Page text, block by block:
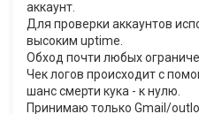
аккаунт.
Для проверки аккаунтов
высоким uptime.
Обход почти любых
Чек логов происходит с
шанс смерти кука - к нулю.
Принимаю только Gmail/